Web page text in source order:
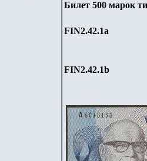
Билет 500 марок
FIN2.42.1a
FIN2.42.1b